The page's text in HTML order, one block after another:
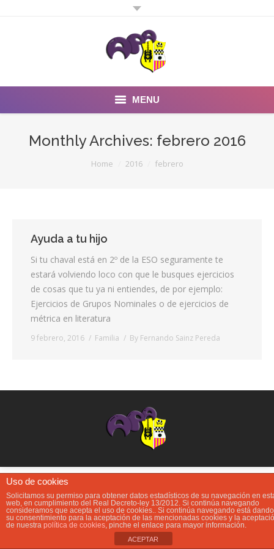
MENU
Inicio
Noticias
Preguntas Frecuentes
Quienes somos
Contacta
Monthly Archives: febrero 2016
Home 2016 febrero
Ayuda a tu hijo
Si tu chaval está en 2º de la ESO seguramente te
estará volviendo loco con que le busques ejercicios
de cosas que tu ya ni entiendes, de por ejemplo:
Ejercicios de Grupos Nominales o de ejercicios de
métrica en literatura
9 febrero, 2016 Familia By Fernando Sainz Pereda
Uso de cookies
Solicitamos su permiso para obtener datos estadísticos de su navegación en
web, en cumplimiento del Real Decreto-ley 13/2012. Si continúa navegando
consideramos que acepta el uso de cookies.. Si continúa navegando está dando
su consentimiento para la aceptación de las mencionadas cookies y la
de nuestra política de cookies, pinche el enlace para mayor información.
ACEPTAR